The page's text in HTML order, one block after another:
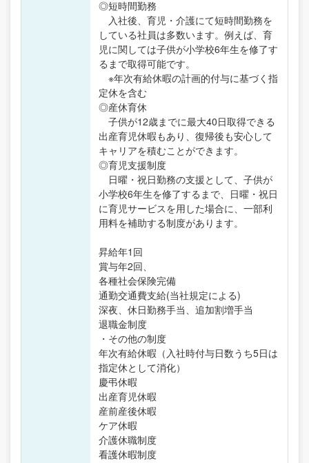
◎短時間勤務
入社後、育児・介護にて短時間勤務を
している社員は多数います。例えば、育
児に関しては子供が小学校6年生を修了す
るまで取得可能です。
※年次有給休暇の計画的付与に基づく指
定休を含む
◎産休育休
子供が12歳までに最大40日取得できる
出産育児休暇もあり、復帰後も安心して
キャリアを積むことができます。
◎育児支援制度
日曜・祝日勤務の支援として、子供が
小学校6年生を修了するまで、日曜・祝日
に育児サービスを用した場合に、一部利
用料を補助する制度があります。
昇給年1回
賞与年2回、
各種社会保険完備
通勤交通費支給(当社規定による)
深夜、休日勤務手当、追加割増手当
退職金制度
・その他の制度
年次有給休暇（入社時付与日数うち5日は
指定休として消化）
慶弔休暇
出産育児休暇
産前産後休暇
ケア休暇
介護休職制度
看護休暇制度